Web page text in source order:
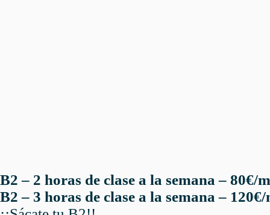
B2 – 2 horas de clase a la semana – 80€/
B2 – 3 horas de clase a la semana – 120€/